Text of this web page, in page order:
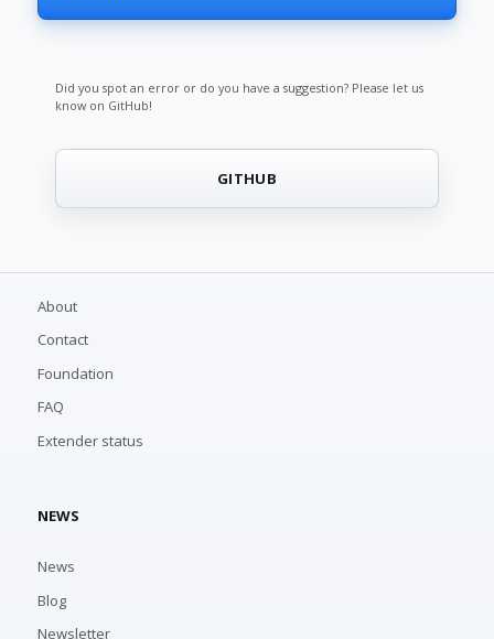
Did you spot an error or do you have a suggestion? Please let us
know on GitHub!
GITHUB
About
Contact
Foundation
FAQ
Extender status
NEWS
News
Blog
Newsletter